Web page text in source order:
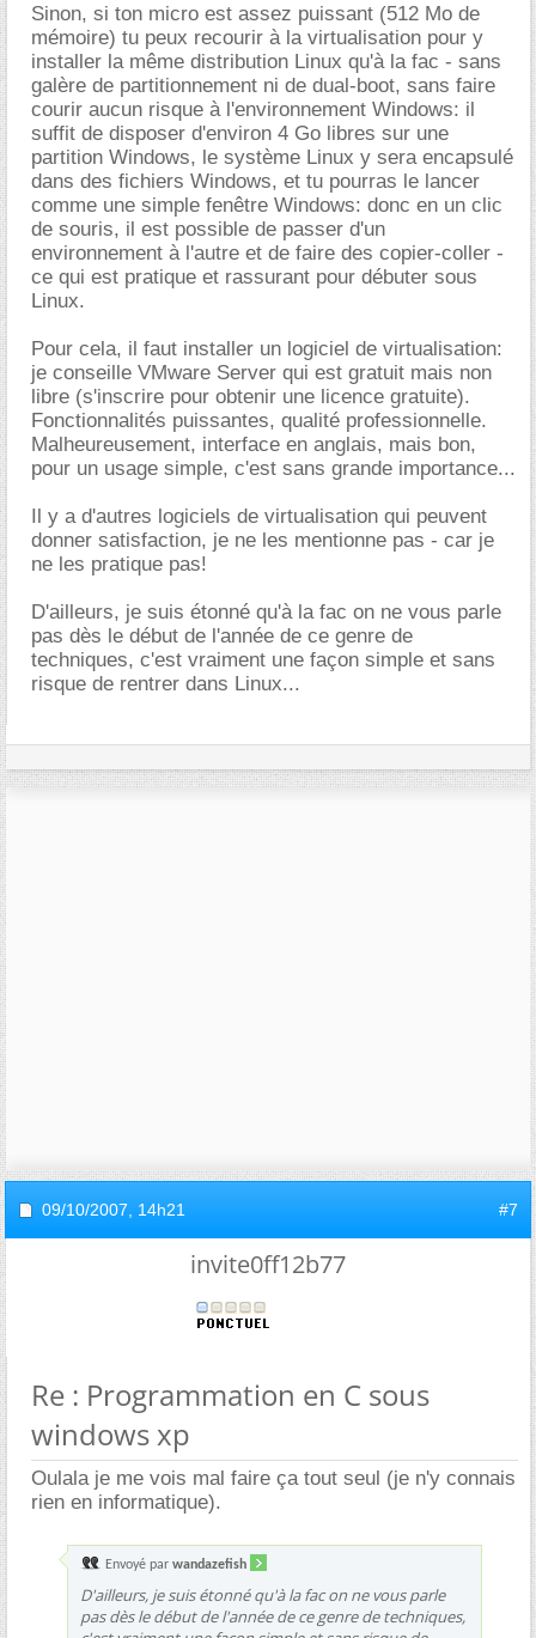
Sinon, si ton micro est assez puissant (512 Mo de
mémoire) tu peux recourir à la virtualisation pour y
installer la même distribution Linux qu'à la fac - sans
galère de partitionnement ni de dual-boot, sans faire
courir aucun risque à l'environnement Windows: il
suffit de disposer d'environ 4 Go libres sur une
partition Windows, le système Linux y sera encapsulé
dans des fichiers Windows, et tu pourras le lancer
comme une simple fenêtre Windows: donc en un clic
de souris, il est possible de passer d'un
environnement à l'autre et de faire des copier-coller -
ce qui est pratique et rassurant pour débuter sous
Linux.
Pour cela, il faut installer un logiciel de virtualisation:
je conseille VMware Server qui est gratuit mais non
libre (s'inscrire pour obtenir une licence gratuite).
Fonctionnalités puissantes, qualité professionnelle.
Malheureusement, interface en anglais, mais bon,
pour un usage simple, c'est sans grande importance...
Il y a d'autres logiciels de virtualisation qui peuvent
donner satisfaction, je ne les mentionne pas - car je
ne les pratique pas!
D'ailleurs, je suis étonné qu'à la fac on ne vous parle
pas dès le début de l'année de ce genre de
techniques, c'est vraiment une façon simple et sans
risque de rentrer dans Linux...
09/10/2007, 14h21 #7
invite0ff12b77
Re : Programmation en C sous
windows xp
Oulala je me vois mal faire ça tout seul (je n'y connais
rien en informatique).
Envoyé par wandazefish
D'ailleurs, je suis étonné qu'à la fac on ne vous parle
pas dès le début de l'année de ce genre de techniques,